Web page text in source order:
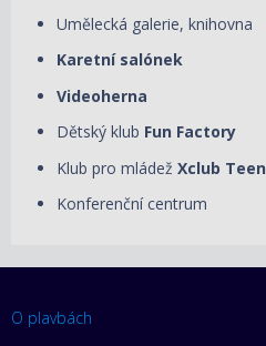
Umělecká galerie, knihovna
Karetní salónek
Videoherna
Dětský klub Fun Factory
Klub pro mládež Xclub Teen
Konferenční centrum
O plavbách